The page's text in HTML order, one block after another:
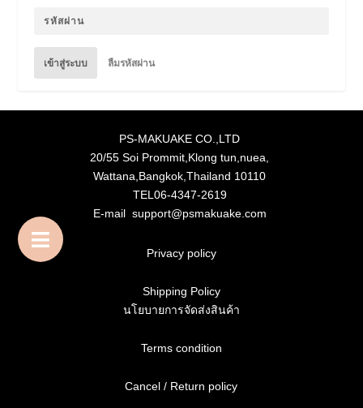
เข้าสู่ระบบ ลืมรหัสผ่าน
PS-MAKUAKE CO.,LTD
20/55 Soi Prommit,Klong tun,nuea,
Wattana,Bangkok,Thailand 10110
TEL06-4347-2619
E-mail support@psmakuake.com
Privacy policy
Shipping Policy
นโยบายการจัดส่งสินค้า
Terms condition
Cancel / Return policy